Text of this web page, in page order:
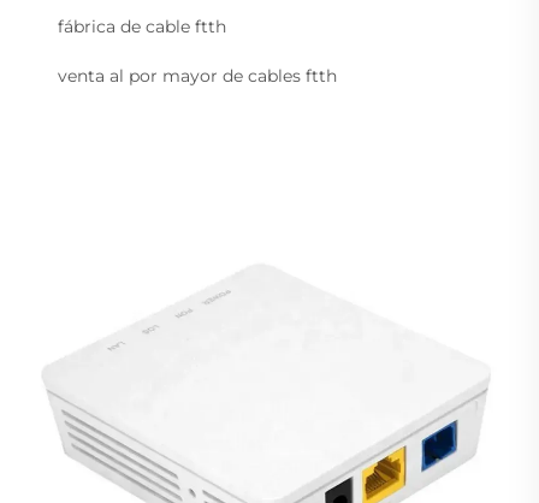
fábrica de cable ftth
venta al por mayor de cables ftth